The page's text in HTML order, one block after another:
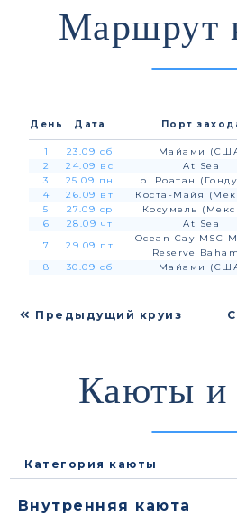
Маршрут
День Дата Порт
1
23.09 сб Майами
2
24.09 вс At Sea
3
25.09 пн о. Роатан
4
26.09 вт Коста-Майя
5
27.09 ср Косумель
6
28.09 чт At Sea
7
29.09 пт
Ocean Cay MSC
Reserve
8
30.09 сб Майами
Предыдущий круиз
Каюты и
Категория каюты
Внутренняя каюта